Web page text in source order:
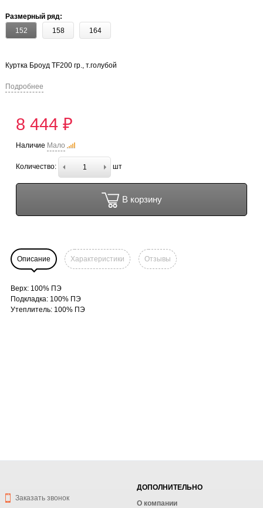
Размерный ряд:
152
158 164
Куртка Броуд TF200 гр., т.голубой
Подробнее
8 444 ₽
Наличие Мало
Количество: шт
В корзину
Описание Характеристики Отзывы
Верх: 100% ПЭ
Подкладка: 100% ПЭ
Утеплитель: 100% ПЭ
Заказать звонок
ДОПОЛНИТЕЛЬНО
О компании